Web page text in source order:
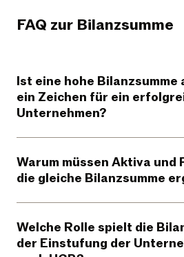
FAQ zur Bilanzsumme
Ist eine hohe
ein Zeichen für ein
Unternehmen?
Warum müssen Aktiva und
die gleiche Bilanzsumme
Welche Rolle spielt die
der Einstufung der